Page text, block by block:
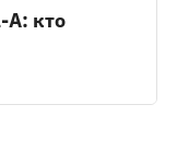
A: кто